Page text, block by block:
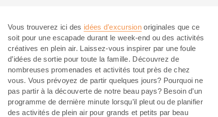
Vous trouverez ici des idées d’excursion originales que ce
soit pour une escapade durant le week-end ou des activités
créatives en plein air. Laissez-vous inspirer par une foule
d’idées de sortie pour toute la famille. Découvrez de
nombreuses promenades et activités tout près de chez
vous. Vous prévoyez de partir quelques jours? Pourquoi ne
pas partir à la découverte de notre beau pays? Besoin d’un
programme de dernière minute lorsqu’il pleut ou de planifier
des activités de plein air pour grands et petits par beau